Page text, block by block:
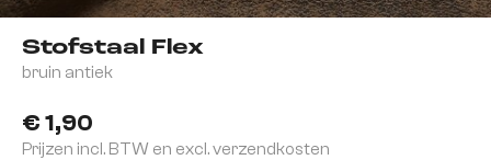
Stofstaal Flex
bruin antiek
€ 1,90
Prijzen incl. BTW en excl. verzendkosten